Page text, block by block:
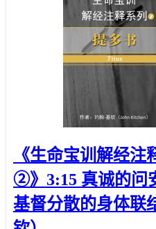
《生命宝训解经
②》3:15 真诚的问
基督分散的身体联